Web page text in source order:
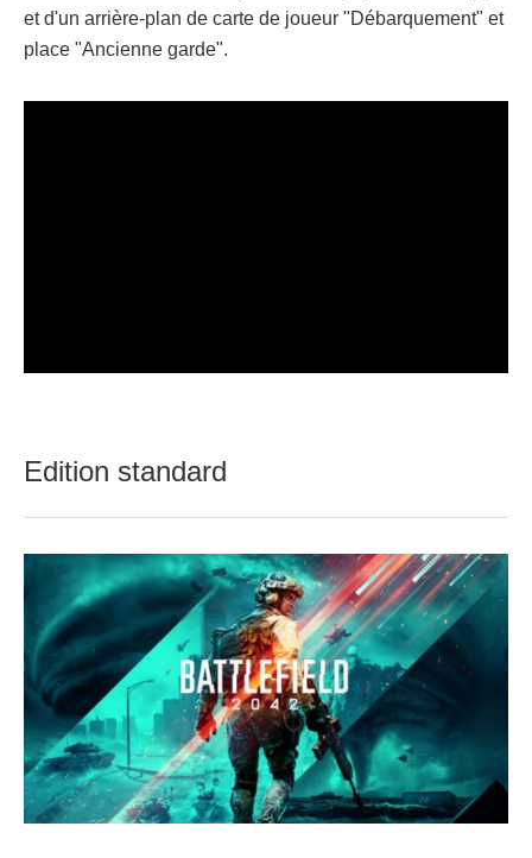
et d'un arrière-plan de carte de joueur "Débarquement" et
place "Ancienne garde".
Edition standard